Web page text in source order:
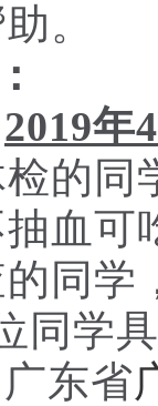
。
2019年4
的同
血
同
同学
东省